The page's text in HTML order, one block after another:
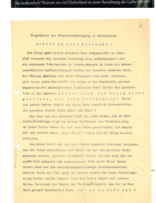
Flugblätter der Weissen
Rose – V, Januar 1943